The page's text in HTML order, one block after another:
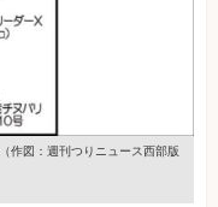
（作図：週刊つりニュース西部版